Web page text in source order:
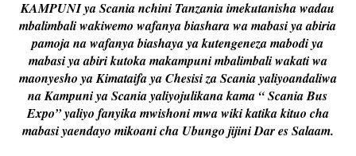
KAMPUNI ya Scania nchini Tanzania imekutanisha wadau
mbalimbali wakiwemo wafanya biashara wa mabasi ya abiria
pamoja na wafanya biashaya ya kutengeneza mabodi ya
mabasi ya abiri kutoka makampuni mbalimbali wakati wa
maonyesho ya Kimataifa ya Chesisi za Scania yaliyoandaliwa
na Kampuni ya Scania yaliyojulikana kama “ Scania Bus
Expo” yaliyo fanyika mwishoni mwa wiki katika kituo cha
mabasi yaendayo mikoani cha Ubungo jijini Dar es Salaam.